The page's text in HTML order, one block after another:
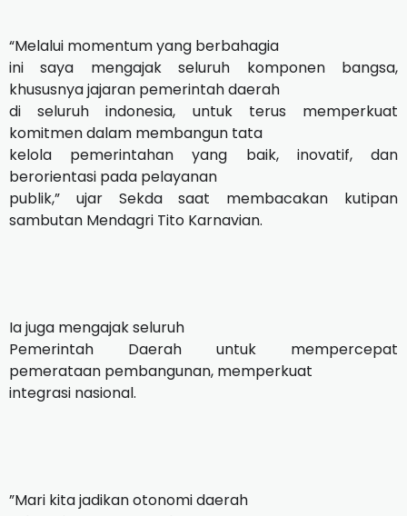
“Melalui momentum yang berbahagia
ini saya mengajak seluruh komponen bangsa,
khususnya jajaran pemerintah daerah
di seluruh indonesia, untuk terus memperkuat
komitmen dalam membangun tata
kelola pemerintahan yang baik, inovatif, dan
berorientasi pada pelayanan
publik,” ujar Sekda saat membacakan kutipan
sambutan Mendagri Tito Karnavian.
Ia juga mengajak seluruh
Pemerintah Daerah untuk mempercepat
pemerataan pembangunan, memperkuat
integrasi nasional.
”Mari kita jadikan otonomi daerah